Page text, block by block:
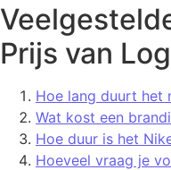
Prijs van
Hoe lang duurt het
Wat kost een
Hoe duur is het
Hoeveel vraag je